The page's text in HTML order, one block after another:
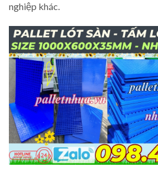
nghiệp khác.